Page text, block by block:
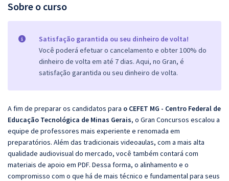
Sobre o curso
Satisfação garantida ou seu dinheiro de volta!
Você poderá efetuar o cancelamento e obter 100% do
dinheiro de volta em até 7 dias. Aqui, no Gran, é
satisfação garantida ou seu dinheiro de volta.
A fim de preparar os candidatos para o CEFET MG - Centro Federal de
Educação Tecnológica de Minas Gerais, o Gran Concursos escalou a
equipe de professores mais experiente e renomada em
preparatórios. Além das tradicionais videoaulas, com a mais alta
qualidade audiovisual do mercado, você também contará com
materiais de apoio em PDF. Dessa forma, o alinhamento e o
compromisso com o que há de mais técnico e fundamental para seus